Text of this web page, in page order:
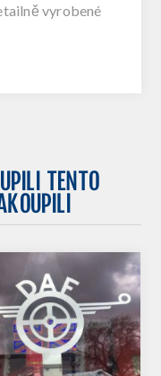
vyrobené
TENTO